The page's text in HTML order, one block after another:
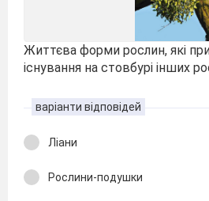
Життєва форми рослин, які
існування на стовбурі інших
варіанти відповідей
Ліани
Рослини-подушки